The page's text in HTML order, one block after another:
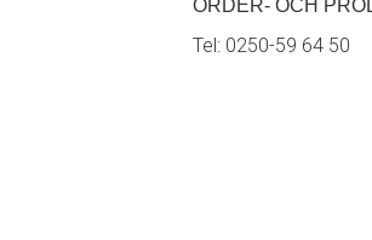
ORDER- OCH
Tel: 0250-59 64 50